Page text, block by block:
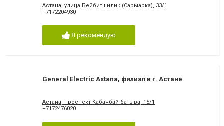
Астана, улица Бейбитшилик (Сарыарка), 33/1
+7172204930
Я рекомендую
General Electric Astana, филиал в г. Астане
Астана, проспект Кабанбай батыра, 15/1
+7172476020